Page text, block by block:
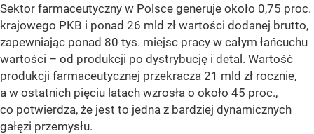
Sektor farmaceutyczny w Polsce generuje około 0,75 proc.
krajowego PKB i ponad 26 mld zł wartości dodanej brutto,
zapewniając ponad 80 tys. miejsc pracy w całym łańcuchu
wartości – od produkcji po dystrybucję i detal. Wartość
produkcji farmaceutycznej przekracza 21 mld zł rocznie,
a w ostatnich pięciu latach wzrosła o około 45 proc.,
co potwierdza, że jest to jedna z bardziej dynamicznych
gałęzi przemysłu.